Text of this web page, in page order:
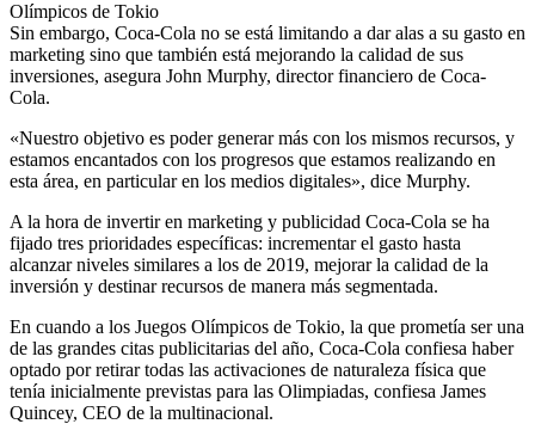
Olímpicos de Tokio
Sin embargo, Coca-Cola no se está limitando a dar alas a su gasto en
marketing sino que también está mejorando la calidad de sus
inversiones, asegura John Murphy, director financiero de Coca-
Cola.
«Nuestro objetivo es poder generar más con los mismos recursos, y
estamos encantados con los progresos que estamos realizando en
esta área, en particular en los medios digitales», dice Murphy.
A la hora de invertir en marketing y publicidad Coca-Cola se ha
fijado tres prioridades específicas: incrementar el gasto hasta
alcanzar niveles similares a los de 2019, mejorar la calidad de la
inversión y destinar recursos de manera más segmentada.
En cuando a los Juegos Olímpicos de Tokio, la que prometía ser una
de las grandes citas publicitarias del año, Coca-Cola confiesa haber
optado por retirar todas las activaciones de naturaleza física que
tenía inicialmente previstas para las Olimpiadas, confiesa James
Quincey, CEO de la multinacional.